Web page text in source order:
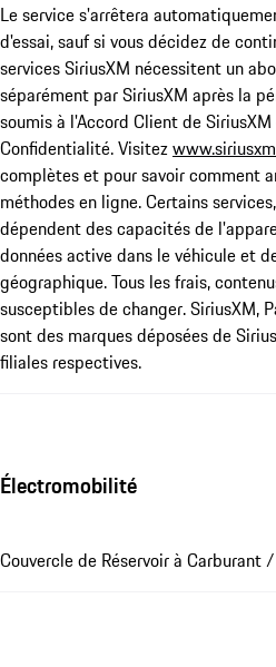
Le service s'arrêtera
d'essai, sauf si vous décidez de
services SiriusXM nécessitent un
séparément par SiriusXM après la
soumis à l'Accord Client de
Confidentialité. Visitez
complètes et pour savoir comment
méthodes en ligne. Certains
dépendent des capacités de
données active dans le véhicule et
géographique. Tous les frais,
susceptibles de changer. SiriusXM,
sont des marques déposées de
filiales respectives.
Électromobilité
Couvercle de Réservoir à Carburant